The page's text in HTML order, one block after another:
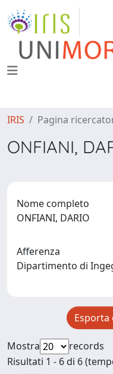
IRIS Pagina
ONFIANI,
Nome completo
ONFIANI, DARIO
Afferenza
Dipartimento di
Mostra
records
Risultati 1 - 6 di 6